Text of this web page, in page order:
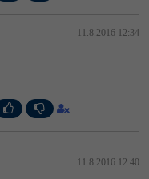
11.8.2016 12:34
11.8.2016 12:40